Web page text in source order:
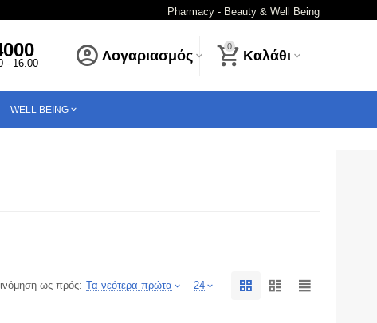
Pharmacy - Beauty & Well Being
- 16.00 Λογαριασμός
0
Καλάθι
WELL BEING
ως πρός: Τα νεότερα πρώτα 24